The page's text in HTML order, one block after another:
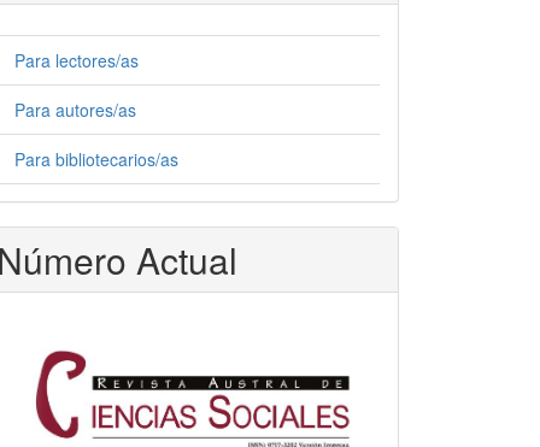
Para lectores/as
Para autores/as
Para bibliotecarios/as
Actual